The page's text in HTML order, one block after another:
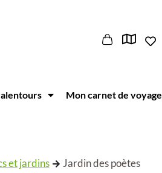
Mon carnet de voyage
et jardins Jardin des poètes